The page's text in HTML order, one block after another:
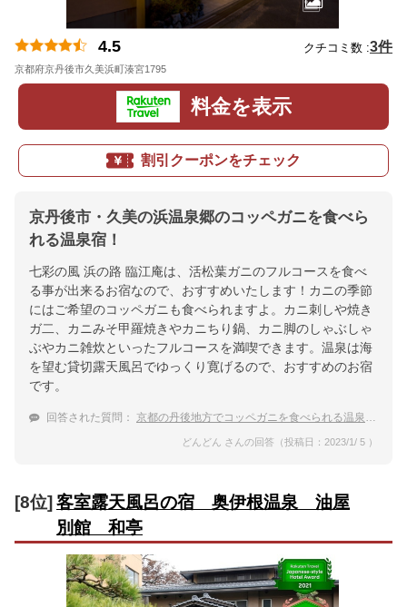
4.5 クチコミ数 :3件
京都府京丹後市久美浜町湊宮1795
料金を表示
割引クーポンをチェック
京丹後市・久美の浜温泉郷のコッペガニを食べら
れる温泉宿！
七彩の風 浜の路 臨江庵は、活松葉ガニのフルコースを食べ
る事が出来るお宿なので、おすすめいたします！カニの季節
にはご希望のコッペガニも食べられますよ。カニ刺しや焼き
ガ二、カニみそ甲羅焼きやカニちり鍋、カニ脚のしゃぶしゃ
ぶやカニ雑炊といったフルコースを満喫できます。温泉は海
を望む貸切露天風呂でゆっくり寛げるので、おすすめのお宿
です。
回答された質問： 京都の丹後地方でコッペガニを食べられる温泉宿を教えて下さい。
どんどん さんの回答（投稿日：2023/1/ 5 ）
[8位] 客室露天風呂の宿 奥伊根温泉 油屋
別館 和亭